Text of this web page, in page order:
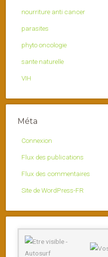
nourriture anti cancer
parasites
phyto oncologie
sante naturelle
VIH
Méta
Connexion
Flux des publications
Flux des commentaires
Site de WordPress-FR